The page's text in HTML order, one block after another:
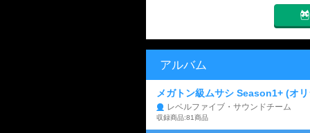
アルバム
メガトン級ムサシ Season1+ (オ
レベルファイブ・サウンドチーム
収録商品:81商品